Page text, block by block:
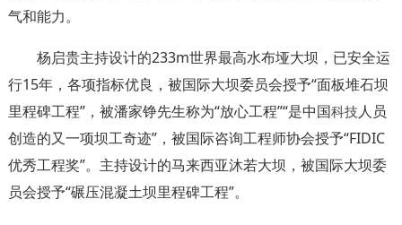
气和能力。
杨启贵主持设计的233m世界最高水布垭大坝，已安全运
行15年，各项指标优良，被国际大坝委员会授予“面板堆石坝
里程碑工程”，被潘家铮先生称为“放心工程”“是中国科技人员
创造的又一项坝工奇迹”，被国际咨询工程师协会授予“FIDIC
优秀工程奖”。主持设计的马来西亚沐若大坝，被国际大坝委
员会授予“碾压混凝土坝里程碑工程”。